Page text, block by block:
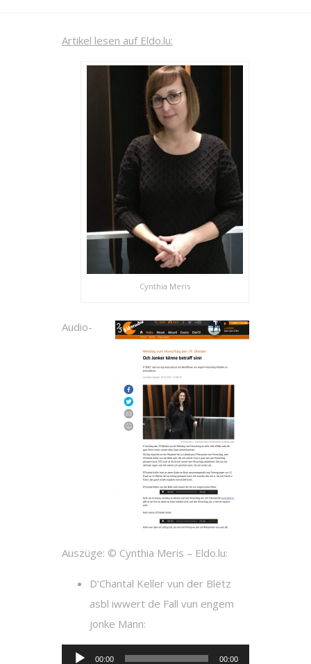
Artikel lesen auf Eldo.lu:
Cynthia Meris
Audio-
Auszüge: © Cynthia Meris – Eldo.lu:
D’Chantal Keller vun der Blëtz
asbl iwwert de Fall vun engem
jonke Mann:
Audio
00:00 00:00